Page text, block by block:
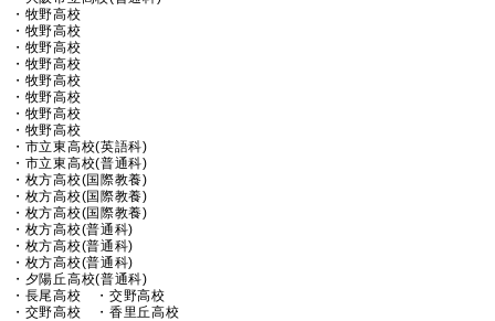
・牧野高校
・牧野高校
・牧野高校
・牧野高校
・牧野高校
・牧野高校
・牧野高校
・牧野高校
・市立東高校(英語科)
・市立東高校(普通科)
・枚方高校(国際教養)
・枚方高校(国際教養)
・枚方高校(国際教養)
・枚方高校(普通科)
・枚方高校(普通科)
・枚方高校(普通科)
・夕陽丘高校(普通科)
・長尾高校 ・交野高校
・交野高校 ・香里丘高校